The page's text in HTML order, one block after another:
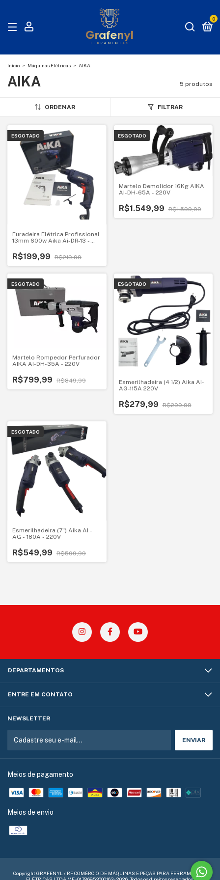
0
Início > Máquinas Elétricas > AIKA
AIKA 5 produtos
ORDENAR FILTRAR
ESGOTADO
Furadeira Elétrica Profissional
13mm 600w Aika Ai-DR-13 -
R$199,99 R$219,99
ESGOTADO
Martelo Demolidor 16Kg AIKA
AI-DH-65A - 220V
R$1.549,99 R$1.599,99
ESGOTADO
Martelo Rompedor Perfurador
AIKA AI-DH-35A - 220V
R$799,99 R$849,99
ESGOTADO
Esmerilhadeira (4 1/2) Aika AI-
AG-115A 220V
R$279,99 R$299,99
ESGOTADO
Esmerilhadeira (7") Aika AI -
AG - 180A - 220V
R$549,99 R$599,99
DEPARTAMENTOS
ENTRE EM CONTATO
NEWSLETTER
Meios de pagamento
Meios de envio
Copyright GRAFENYL / RF COMÉRCIO DE MÁQUINAS E PEÇAS PARA FERRAMENTAS
ELÉTRICAS LTDA ME - 01786853000163 - 2026. Todos os direitos reservados.